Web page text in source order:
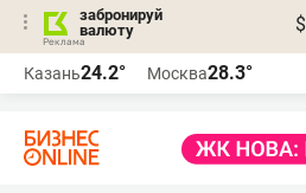
забронируй
валюту
$
Казань24.2° Москва28.3°